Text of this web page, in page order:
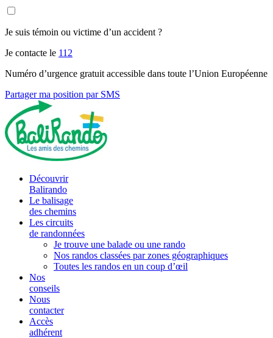
Je suis témoin ou victime d’un accident ?
Je contacte le 112
Numéro d’urgence gratuit accessible dans toute l’Union Européenne
Partager ma position par SMS
Découvrir
Balirando
Le balisage
des chemins
Les circuits
de randonnées
Je trouve une balade ou une rando
Nos randos classées par zones géographiques
Toutes les randos en un coup d’œil
Nos
conseils
Nous
contacter
Accès
adhérent